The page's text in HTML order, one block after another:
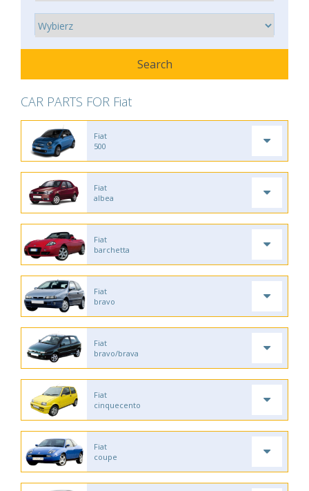
CAR PARTS FOR Fiat
Fiat
500
Fiat
albea
Fiat
barchetta
Fiat
bravo
Fiat
bravo/brava
Fiat
cinquecento
Fiat
coupe